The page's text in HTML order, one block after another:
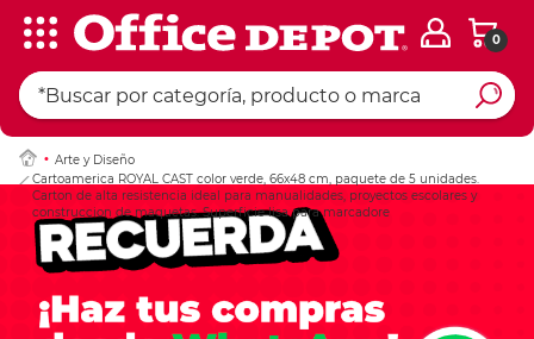
0
Arte y Diseño
Cartoamerica ROYAL CAST color verde, 66x48 cm, paquete de 5 unidades.
Carton de alta resistencia ideal para manualidades, proyectos escolares y
construccion de maquetas. Superficie lisa para marcadore
Ingresar Codigo